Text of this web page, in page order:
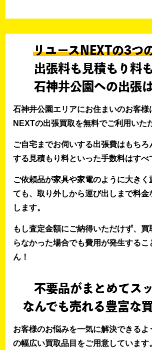
リユースNEXTの3つ
出張料も見積もり料
石神井公園への出張
石神井公園エリアにお住まいのお客様
NEXTの出張買取を無料でご利用いた
ご自宅までお伺いする出張費はもちろ
する見積もり料といった手数料はすべ
ご依頼品が家具や家電のように大きく
ても、取り外しから運び出しまで料金
します。
もし査定金額にご納得いただけず、買
らなかった場合でも費用が発生するこ
ん！
不要品がまとめてス
なんでも売れる豊富な
お客様のお悩みを一気に解決できるよ
の幅広い買取品目をご用意しています